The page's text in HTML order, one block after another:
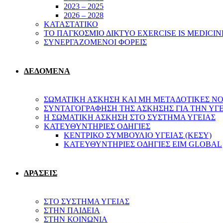
2023 – 2025
2026 – 2028
ΚΑΤΑΣΤΑΤΙΚΟ
ΤΟ ΠΑΓΚΟΣΜΙΟ ΔΙΚΤΥΟ EXERCISE IS
ΣΥΝΕΡΓΑΖΟΜΕΝΟΙ ΦΟΡΕΙΣ
ΔΕΔΟΜΕΝΑ
ΣΩΜΑΤΙΚΗ ΑΣΚΗΣΗ ΚΑΙ ΜΗ ΜΕΤΑΔΟΤΙΚΕΣ
ΣΥΝΤΑΓΟΓΡΑΦΗΣΗ ΤΗΣ ΑΣΚΗΣΗΣ ΓΙΑ ΤΗΝ
Η ΣΩΜΑΤΙΚΗ ΑΣΚΗΣΗ ΣΤΟ ΣΥΣΤΗΜΑ ΥΓΕΙΑΣ
ΚΑΤΕΥΘΥΝΤΗΡΙΕΣ ΟΔΗΓΙΕΣ
ΚΕΝΤΡΙΚΟ ΣΥΜΒΟΥΛΙΟ ΥΓΕΙΑΣ (ΚΕΣΥ)
ΚΑΤΕΥΘΥΝΤΗΡΙΕΣ ΟΔΗΓΙΕΣ EIM GLOBAL
ΔΡΑΣΕΙΣ
ΣΤΟ ΣΥΣΤΗΜΑ ΥΓΕΙΑΣ
ΣΤΗΝ ΠΑΙΔΕΙΑ
ΣΤΗΝ ΚΟΙΝΩΝΙΑ